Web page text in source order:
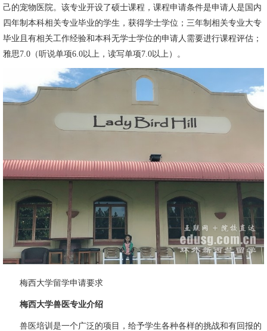
己的宠物医院。该专业开设了硕士课程，课程申请条件是申请人是国内
四年制本科相关专业毕业的学生，获得学士学位；三年制相关专业大专
毕业且有相关工作经验和本科无学士学位的申请人需要进行课程评估；
雅思7.0（听说单项6.0以上，读写单项7.0以上）。
梅西大学留学申请要求
梅西大学兽医专业介绍
兽医培训是一个广泛的项目，给予学生各种各样的挑战和有回报的